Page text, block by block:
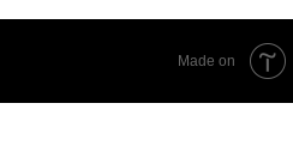
Made on